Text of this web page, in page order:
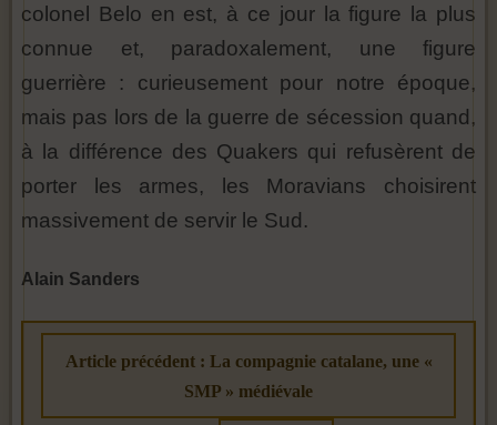
colonel Belo en est, à ce jour la figure la plus
connue et, paradoxalement, une figure
guerrière : curieusement pour notre époque,
mais pas lors de la guerre de sécession quand,
à la différence des Quakers qui refusèrent de
porter les armes, les Moravians choisirent
massivement de servir le Sud.
Alain Sanders
Article précédent : La compagnie catalane, une «
SMP » médiévale